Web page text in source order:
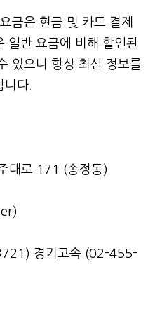
금은 현금 및 카드 결제
일반 요금에 비해 할인된
있으니 항상 최신 정보를
다.
대로 171 (송정동)
경기고속 (02-455-